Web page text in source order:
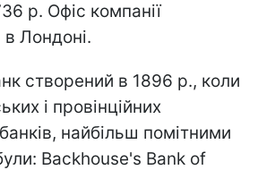
р. Офіс компанії
в Лондоні.
cтворений в 1896 р., коли
і провінційних
найбільш помітними
Backhouse's Bank of